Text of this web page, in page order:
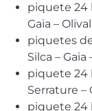
piquete 24
Gaia – Olival
piquetes
Silca – Gaia
piquete 24
Serrature –
piquete 24